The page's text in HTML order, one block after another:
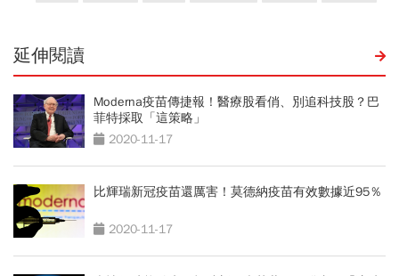
延伸閱讀
Moderna疫苗傳捷報！醫療股看俏、別追科技股？巴
菲特採取「這策略」
2020-11-17
比輝瑞新冠疫苗還厲害！莫德納疫苗有效數據近95％
2020-11-17